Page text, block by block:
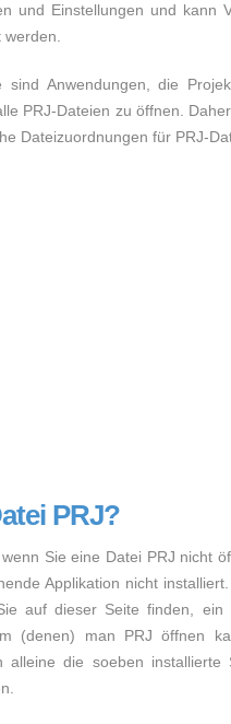
und Einstellungen und kann
Anwendungen, die
PRJ-Dateien zu öffnen.
Dateizuordnungen für PRJ-
PRJ?
Sie eine Datei PRJ nicht
Applikation nicht
auf dieser Seite finden, ein
(denen) man PRJ öffnen
alleine die soeben